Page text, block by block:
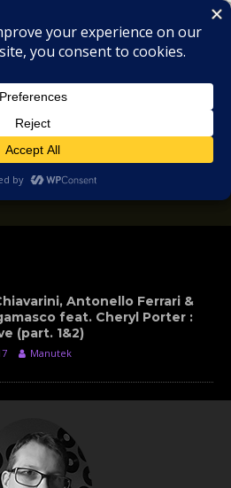
& GARAGE - MUSIC
Antonello Ferrari &
feat. Cheryl Porter :
(part. 1&2)
Manutek